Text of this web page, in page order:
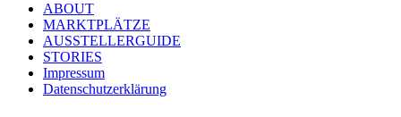
ABOUT
MARKTPLÄTZE
AUSSTELLERGUIDE
STORIES
Impressum
Datenschutzerklärung